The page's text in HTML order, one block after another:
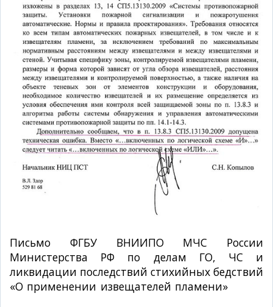
Письмо ФГБУ ВНИИПО МЧС России
Министерства РФ по делам ГО, ЧС и
ликвидации последствий стихийных бедствий
«О применении извещателей пламени»